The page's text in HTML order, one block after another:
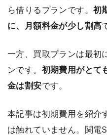
ら借りるプランです。 初
に、月額料金が少し割高
一方、買取プランは最初
ンです。 初期費用がとて
金は割安です。
本記事は初期費用を紹介
は触れていません。関電